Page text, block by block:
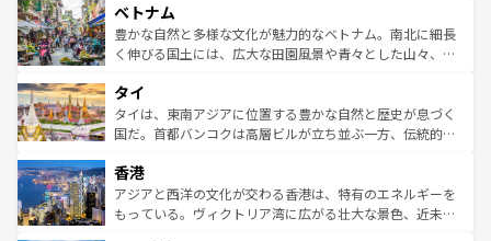
参照してほしい。
容にもいいと評判のスイーツなど、バラエティ豊かな料理
が味わえる。 なお、新着の台湾情報は コンテンツ一覧を参
照してほしい。
き、地方に足を延ばせば四季折々の自然美を楽しむことが
できる。そして、キムチや焼肉、絶品のストリートフード
まで、さまざまな韓国料理が待っている。夜には、韓国な
リティに包まれながら、韓国の多彩な魅力を心ゆくまで味
わってみてほしい。 なお、新着の韓国情報はコンテンツ一
覧を参照してほしい。
ベトナム
豊かな自然と多様な文化が魅力的なベトナム。南北に細長
く伸びる国土には、広大な田園風景や青々とした山々、世
急速な発展と共に伝統が息づく。ハノイの古い町並みやホ
ーチミン市のフランス統治時代の建物も、独特の雰囲気を
醸し出している。また、バラエティの豊かさとおいしさで
とつ。フォーやバインミー、ベトナムコーヒーなどは、ぜ
ひ現地で味わいたい。どの地域を訪れてもあたたかい人々
が旅行者を迎えてくれるので、きっと忘れられない旅にな
タイ
タイは、東南アジアに位置する豊かな自然と歴史が息づく
国だ。首都バンコクは高層ビルが立ち並ぶ一方、伝統的な
の活気が交差している。北部ではチェンマイなどの山岳地
帯で自然と触れ合い、南部ではプーケットやクラビの美し
いビーチでリゾート気分を楽しむことができる。タイ料理
香港
アジアと西洋の文化が交わる香港は、特有のエネルギーを
もっている。ヴィクトリア湾に広がる壮大な景色、近未来